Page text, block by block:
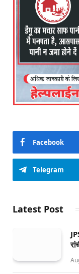
Facebook
Telegram
Latest Post